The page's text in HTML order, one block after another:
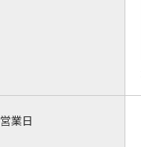
営業日